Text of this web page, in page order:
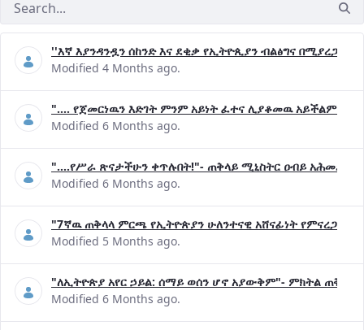
''እኛ እያንዳንዷን ሰከንድ እና ደቂቃ የኢትዮጲያን ብልፅግና
Modified 4 Months ago.
".... የጀመርነዉን እድገት ምንም አይነት ፈተና ሊያቆመዉ አይችልም"-
Modified 6 Months ago.
"....የሥራ ጽናታችሁን ቀጥሉበት!"- ጠቅላይ ሚኒስትር ዐብይ አሕመድ (ዶ/
Modified 6 Months ago.
"7ኛዉ ጠቅላላ ምርጫ የኢትዮጵያን ሁለንተናዊ አሸናፊነት
Modified 5 Months ago.
"ለኢትዮጵያ አየር ኃይል: ሰማይ ወሰን ሆኖ አያውቅም"- ምክትል ጠቅላይ
Modified 6 Months ago.